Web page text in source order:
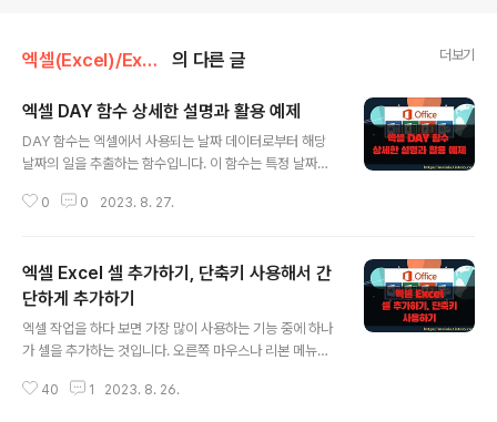
엑셀(Excel)/Excel 의 다른 글 더보기
엑셀 DAY 함수 상세한 설명과 활용 예제
DAY 함수는 엑셀에서 사용되는 날짜 데이터로부터 해당
날짜의 일을 추출하는 함수입니다. 이 함수는 특정 날짜의
간 통계 계산에 활용됩니다. ◎ 1. DAY 함수의 구문 날짜
이터 분석 일간 매출액, 수요 등의 데이터를 분석할 때 활용
됩니다. 각 날짜별로 데이터를 그룹화하여 분석하거나 일
간 평균을 계산하는 데 사용됩니다. (2) 일간 변동 추세 분
석 일별 데이터를 시계열 데이터로 분석할 때 활용됩니다.
일별 변동 추세를 파악하거나 특정 일의 성과를 분석할 때
사용됩니다. (3) 일간 비교 서로 다른 일간 데이터를 비교
0 0 2023. 8. 27.
엑셀 Excel 셀 추가하기, 단축키 사용해서 간
단하게 추가하기
엑셀 작업을 하다 보면 가장 많이 사용하는 기능 중에 하나
가 셀을 추가하는 것입니다. 오른쪽 마우스나 리본 메뉴를
훨씬 생산성을 높일 수 있습니다. 메뉴를 통해 추가하거나
40 1 2023. 8. 26.